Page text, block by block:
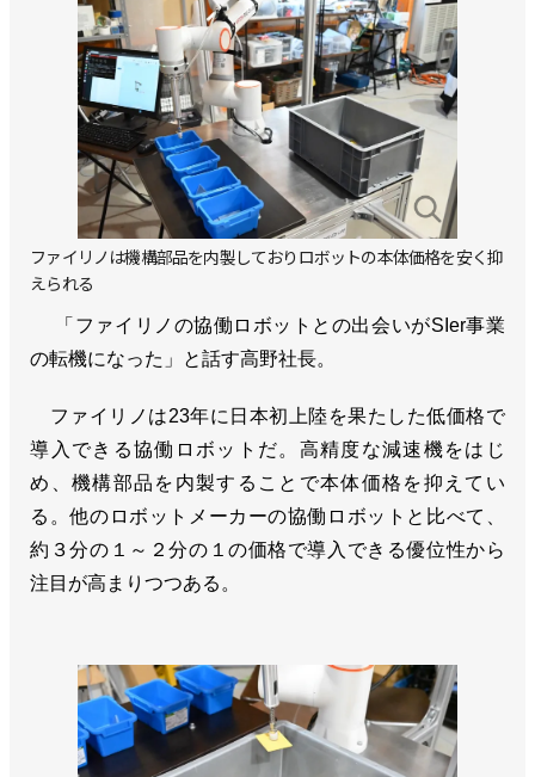
ファイリノは機構部品を内製しておりロボットの本体価格を安く抑
えられる
「ファイリノの協働ロボットとの出会いがSIer事業
の転機になった」と話す高野社長。
ファイリノは23年に日本初上陸を果たした低価格で
導入できる協働ロボットだ。高精度な減速機をはじ
め、機構部品を内製することで本体価格を抑えてい
る。他のロボットメーカーの協働ロボットと比べて、
約３分の１～２分の１の価格で導入できる優位性から
注目が高まりつつある。